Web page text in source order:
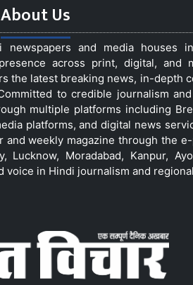
About Us
and media houses
across print, digital, and
the latest breaking news, in-depth
to credible journalism
multiple platforms including
platforms, and digital news
weekly magazine through the
Moradabad, Kanpur,
in Hindi journalism and